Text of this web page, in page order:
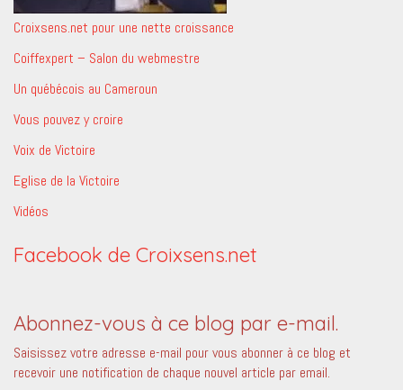
Croixsens.net pour une nette croissance
Coiffexpert – Salon du webmestre
Un québécois au Cameroun
Vous pouvez y croire
Voix de Victoire
Eglise de la Victoire
Vidéos
Facebook de Croixsens.net
Abonnez-vous à ce blog par e-mail.
Saisissez votre adresse e-mail pour vous abonner à ce blog et
recevoir une notification de chaque nouvel article par email.